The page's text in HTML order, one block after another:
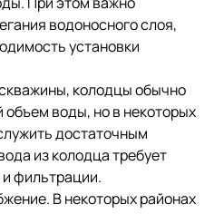
водоносного слоя,
установки
колодцы обычно
воды, но в некоторых
достаточным
из колодца требует
фильтрации.
В некоторых районах